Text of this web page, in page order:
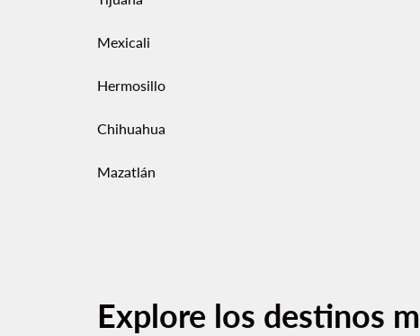
Mexicali
Hermosillo
Chihuahua
Mazatlán
Explore los destinos